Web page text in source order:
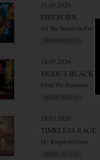
31.05.2026
FIREBORN
Set The World On Fire
14.05.2026
MODUS BLACK
From The Basement
29.03.2026
TIMELESS RAGE
My Kingdom Come